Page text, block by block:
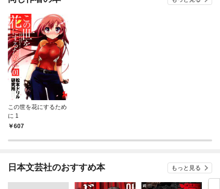
この世を花にするため
に 1
607
日本文芸社のおすすめ本 もっと見る